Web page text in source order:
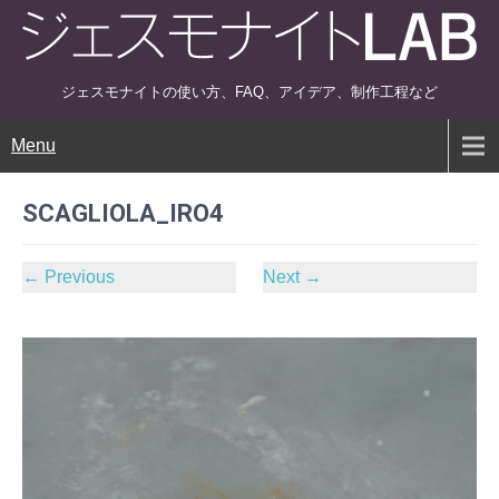
ジェスモナイトの使い方、FAQ、アイデア、制作工程など
Menu
SCAGLIOLA_IRO4
← Previous Next →